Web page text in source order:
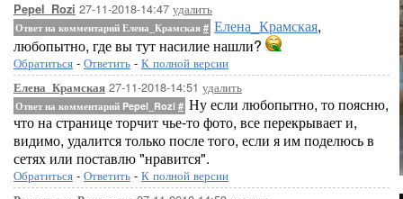
Pepel_Rozi 27-11-2018-14:47 удалить
Ответ на комментарий Елена_Крамская # Елена_Крамская,
любопытно, где вы тут насилие нашли?
Обратиться - Ответить - К полной версии
Елена_Крамская 27-11-2018-14:51 удалить
Ответ на комментарий Pepel_Rozi # Ну если любопытно, то поясню,
что на странице торчит чье-то фото, все перекрывает и,
видимо, удалится только после того, если я им поделюсь в
сетях или поставлю "нравится".
Обратиться - Ответить - К полной версии